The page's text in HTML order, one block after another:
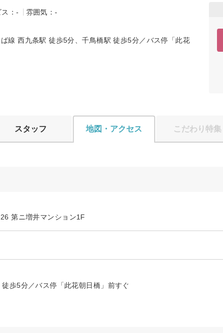
：-
雰囲気：-
線 西九条駅 徒歩5分、千鳥橋駅 徒歩5分／バス停「此花
スタッフ 地図・アクセス こだわり特集
第ニ増井マンション1F
歩5分／バス停「此花朝日橋」前すぐ